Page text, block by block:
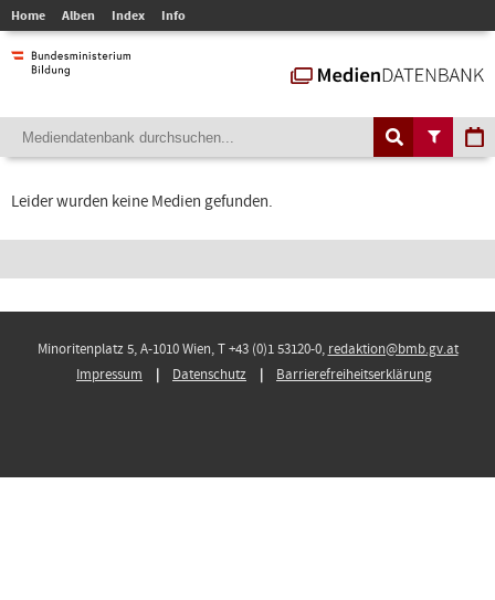
Home Alben Index Info
Leider wurden keine Medien gefunden.
Minoritenplatz 5, A-1010 Wien, T +43 (0)1 53120-0, redaktion@bmb.gv.at
Impressum
Datenschutz Barrierefreiheitserklärung